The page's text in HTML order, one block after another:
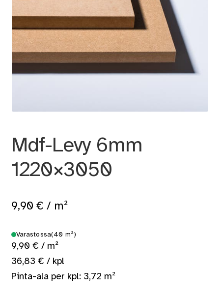
Mdf-Levy 6mm
1220×3050
9,90 € / m²
Varastossa(40 m²)
9,90 € / m²
36,83 € / kpl
Pinta-ala per kpl: 3,72 m²